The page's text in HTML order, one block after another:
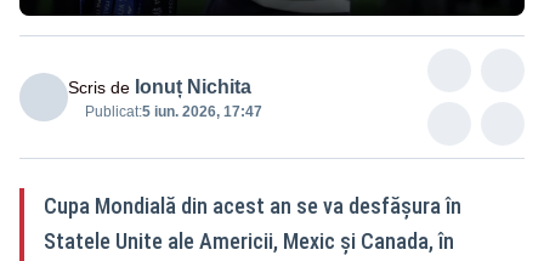
Scris de Ionuț Nichita
Publicat:5 iun. 2026, 17:47
Cupa Mondială din acest an se va desfășura în
Statele Unite ale Americii, Mexic și Canada, în